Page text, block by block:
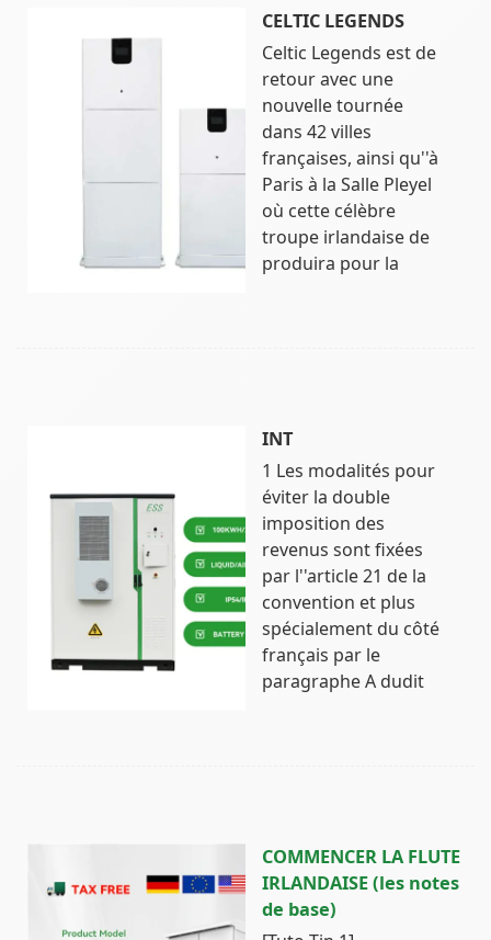
CELTIC LEGENDS
Celtic Legends est de
retour avec une
nouvelle tournée
dans 42 villes
françaises, ainsi qu''à
Paris à la Salle Pleyel
où cette célèbre
troupe irlandaise de
produira pour la
INT
1 Les modalités pour
éviter la double
imposition des
revenus sont fixées
par l''article 21 de la
convention et plus
spécialement du côté
français par le
paragraphe A dudit
COMMENCER LA FLUTE
IRLANDAISE (les notes
de base)